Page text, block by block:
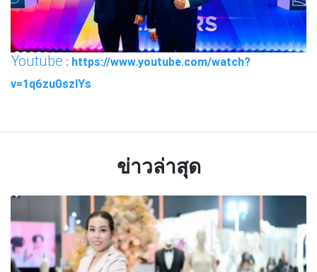
Youtube : https://www.youtube.com/watch?
v=1q6zu0szIYs
ข่าวล่าสุด